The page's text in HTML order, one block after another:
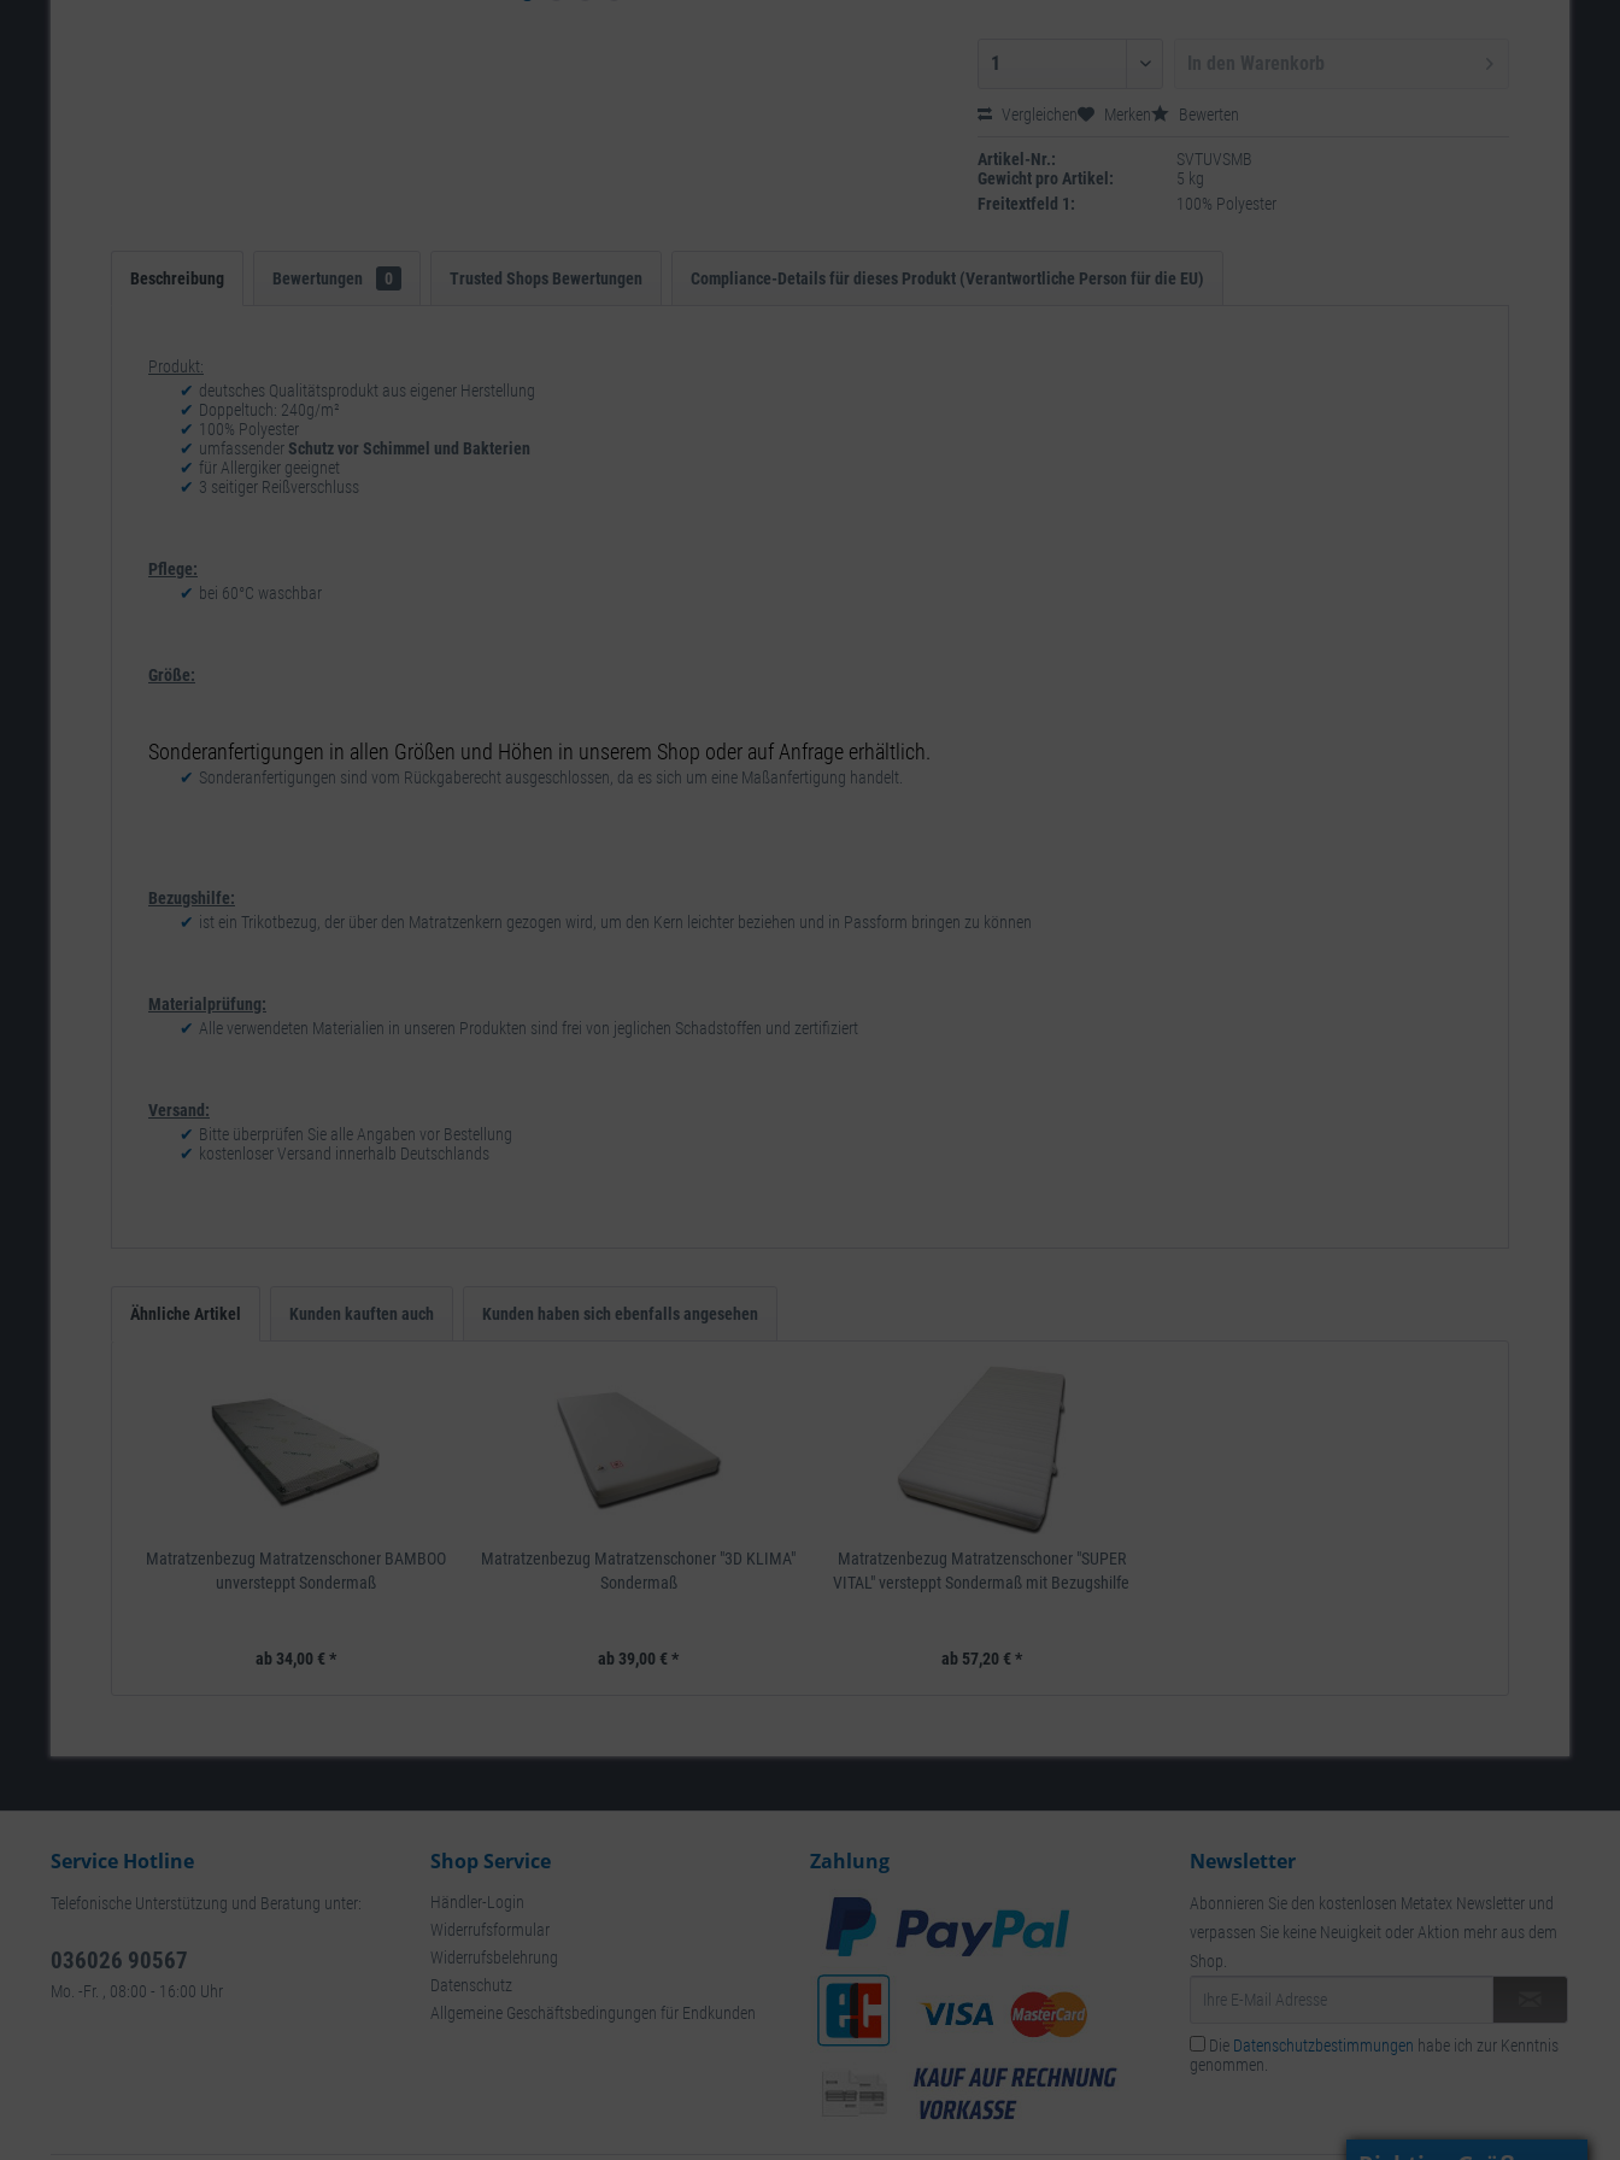
Vergleichen Merken Bewerten
Artikel-Nr.:
SVTUVSMB
Gewicht pro Artikel:
5 kg
Freitextfeld 1:
100% Polyester
Beschreibung Bewertungen 0 Trusted Shops Bewertungen Compliance-Details für dieses Produkt (Verantwortliche Person für die EU)
Produkt:
deutsches Qualitätsprodukt aus eigener Herstellung
Doppeltuch: 240g/m²
100% Polyester
umfassender Schutz vor Schimmel und Bakterien
für Allergiker geeignet
3 seitiger Reißverschluss
Pflege:
bei 60°C waschbar
Größe:
Sonderanfertigungen in allen Größen und Höhen in unserem Shop oder auf Anfrage erhältlich.
Sonderanfertigungen sind vom Rückgaberecht ausgeschlossen, da es sich um eine Maßanfertigung handelt.
Bezugshilfe:
ist ein Trikotbezug, der über den Matratzenkern gezogen wird, um den Kern leichter beziehen und in Passform bringen zu können
Materialprüfung:
Alle verwendeten Materialien in unseren Produkten sind frei von jeglichen Schadstoffen und zertifiziert
Versand:
Bitte überprüfen Sie alle Angaben vor Bestellung
kostenloser Versand innerhalb Deutschlands
Ähnliche Artikel Kunden kauften auch Kunden haben sich ebenfalls angesehen
Matratzenbezug Matratzenschoner BAMBOO
unversteppt Sondermaß
ab 34,00 € *
Matratzenbezug Matratzenschoner "3D KLIMA"
Sondermaß
ab 39,00 € *
Matratzenbezug Matratzenschoner "SUPER
VITAL" versteppt Sondermaß mit Bezugshilfe
ab 57,20 € *
Service Hotline
Telefonische Unterstützung und Beratung unter:
036026 90567
Mo. -Fr. , 08:00 - 16:00 Uhr
Shop Service
Händler-Login
Widerrufsformular
Widerrufsbelehrung
Datenschutz
Allgemeine Geschäftsbedingungen für Endkunden
Zahlung Newsletter
Abonnieren Sie den kostenlosen Metatex Newsletter und
verpassen Sie keine Neuigkeit oder Aktion mehr aus dem
Shop.
Die Datenschutzbestimmungen habe ich zur Kenntnis
genommen.